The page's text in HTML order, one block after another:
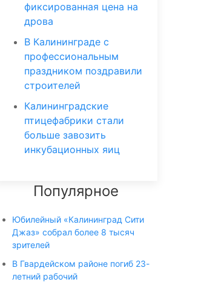
фиксированная цена на
дрова
В Калининграде с
профессиональным
праздником поздравили
строителей
Калининградские
птицефабрики стали
больше завозить
инкубационных яиц
Популярное
Юбилейный «Калининград Сити
Джаз» собрал более 8 тысяч
зрителей
В Гвардейском районе погиб 23-
летний рабочий